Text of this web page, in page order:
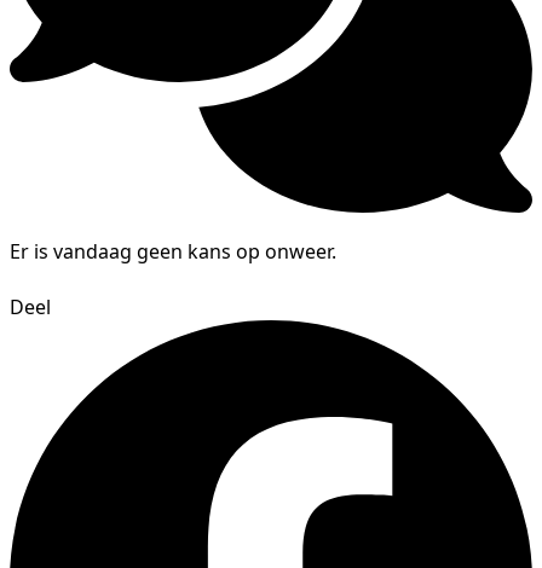
Er is vandaag geen kans op onweer.
Deel